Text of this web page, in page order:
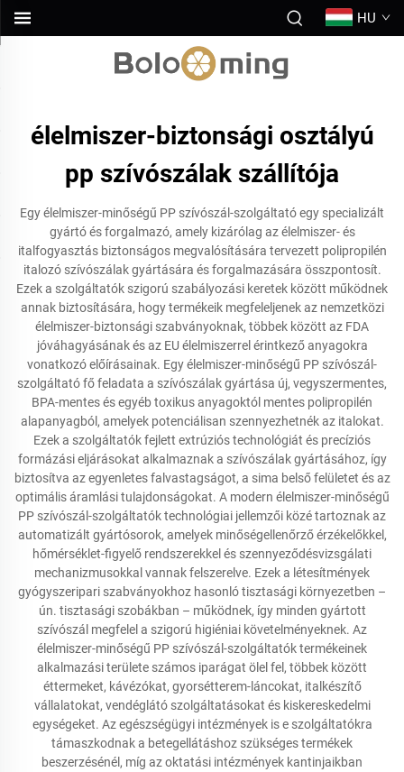
HU
élelmiszer-biztonsági osztályú
pp szívószálak szállítója
Egy élelmiszer-minőségű PP szívószál-szolgáltató egy specializált
gyártó és forgalmazó, amely kizárólag az élelmiszer- és
italfogyasztás biztonságos megvalósítására tervezett polipropilén
italozó szívószálak gyártására és forgalmazására összpontosít.
Ezek a szolgáltatók szigorú szabályozási keretek között működnek
annak biztosítására, hogy termékeik megfeleljenek az nemzetközi
élelmiszer-biztonsági szabványoknak, többek között az FDA
jóváhagyásának és az EU élelmiszerrel érintkező anyagokra
vonatkozó előírásainak. Egy élelmiszer-minőségű PP szívószál-
szolgáltató fő feladata a szívószálak gyártása új, vegyszermentes,
BPA-mentes és egyéb toxikus anyagoktól mentes polipropilén
alapanyagból, amelyek potenciálisan szennyezhetnék az italokat.
Ezek a szolgáltatók fejlett extrúziós technológiát és precíziós
formázási eljárásokat alkalmaznak a szívószálak gyártásához, így
biztosítva az egyenletes falvastagságot, a sima belső felületet és az
optimális áramlási tulajdonságokat. A modern élelmiszer-minőségű
PP szívószál-szolgáltatók technológiai jellemzői közé tartoznak az
automatizált gyártósorok, amelyek minőségellenőrző érzékelőkkel,
hőmérséklet-figyelő rendszerekkel és szennyeződésvizsgálati
mechanizmusokkal vannak felszerelve. Ezek a létesítmények
gyógyszeripari szabványokhoz hasonló tisztasági környezetben –
ún. tisztasági szobákban – működnek, így minden gyártott
szívószál megfelel a szigorú higiéniai követelményeknek. Az
élelmiszer-minőségű PP szívószál-szolgáltatók termékeinek
alkalmazási területe számos iparágat ölel fel, többek között
éttermeket, kávézókat, gyorsétterem-láncokat, italkészítő
vállalatokat, vendéglátó szolgáltatásokat és kiskereskedelmi
egységeket. Az egészségügyi intézmények is e szolgáltatókra
támaszkodnak a betegellátáshoz szükséges termékek
beszerzésénél, míg az oktatási intézmények kantinjaikban